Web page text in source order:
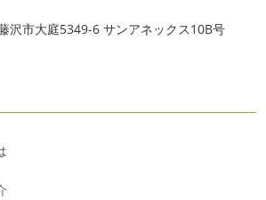
沢市大庭5349-6 サンアネックス10B号